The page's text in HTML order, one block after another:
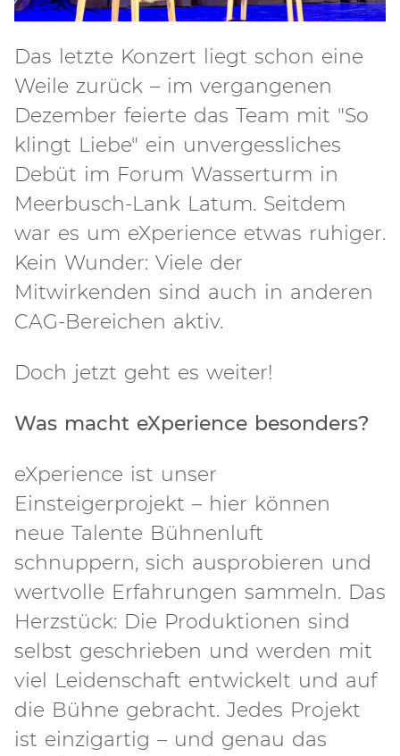
Das letzte Konzert liegt schon eine
Weile zurück – im vergangenen
Dezember feierte das Team mit "So
klingt Liebe" ein unvergessliches
Debüt im Forum Wasserturm in
Meerbusch-Lank Latum. Seitdem
war es um eXperience etwas ruhiger.
Kein Wunder: Viele der
Mitwirkenden sind auch in anderen
CAG-Bereichen aktiv.
Doch jetzt geht es weiter!
Was macht eXperience besonders?
eXperience ist unser
Einsteigerprojekt – hier können
neue Talente Bühnenluft
schnuppern, sich ausprobieren und
wertvolle Erfahrungen sammeln. Das
Herzstück: Die Produktionen sind
selbst geschrieben und werden mit
viel Leidenschaft entwickelt und auf
die Bühne gebracht. Jedes Projekt
ist einzigartig – und genau das